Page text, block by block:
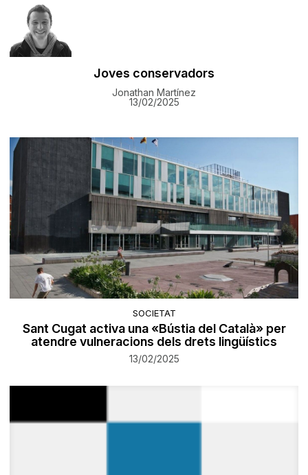
Joves conservadors
Jonathan Martínez
13/02/2025
SOCIETAT
Sant Cugat activa una «Bústia del Català» per
atendre vulneracions dels drets lingüístics
13/02/2025